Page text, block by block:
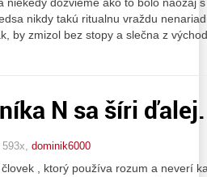
nikdy takú ritualnu vraždu
by zmizol bez stopy a slečna z
N sa šíri
dominik6000
, ktorý používa rozum a neverí